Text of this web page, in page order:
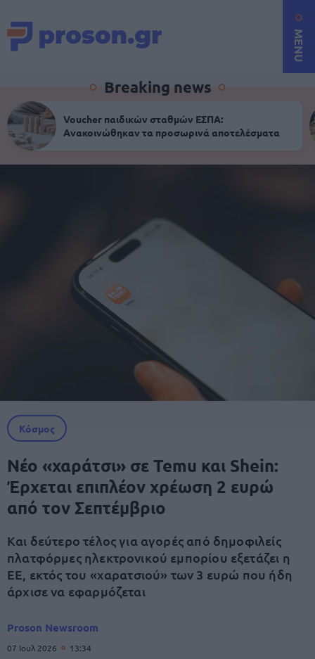
MENU
Breaking news
Voucher παιδικών σταθμών ΕΣΠΑ:
Ανακοινώθηκαν τα προσωρινά αποτελέσματα
Κόσμος
Νέο «χαράτσι» σε Temu και Shein:
Έρχεται επιπλέον χρέωση 2 ευρώ
από τον Σεπτέμβριο
Και δεύτερο τέλος για αγορές από δημοφιλείς
πλατφόρμες ηλεκτρονικού εμπορίου εξετάζει η
ΕΕ, εκτός του «χαρατσιού» των 3 ευρώ που ήδη
άρχισε να εφαρμόζεται
Proson Newsroom
07 Ιουλ 2026 13:34